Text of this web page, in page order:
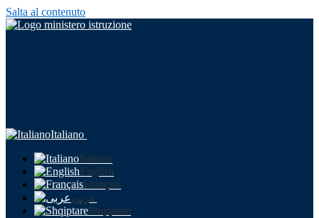
Salta al contenuto
Italiano
Italiano
English
Français
عربى
Shqiptare